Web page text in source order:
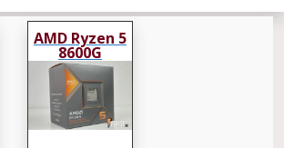
AMD Ryzen 5
8600G